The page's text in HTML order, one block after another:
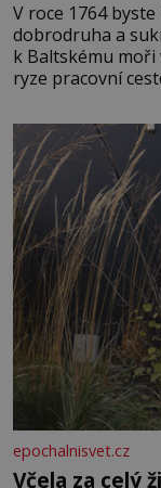
V roce 1764
dobrodruha a
k Baltskému moři
ryze pracovní
lotyšské Rigy?
zednářské lóže.
protože do
epochalnisvet.cz
Včela za celý